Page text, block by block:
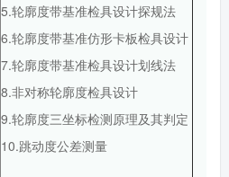
5.轮廓度带基准检具设计探规法
6.轮廓度带基准仿形卡板检具设计
7.轮廓度带基准检具设计划线法
8.非对称轮廓度检具设计
9.轮廓度三坐标检测原理及其判定
10.跳动度公差测量